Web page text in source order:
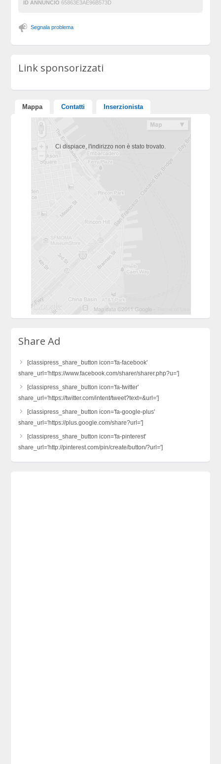
ID ANNUNCIO 65863E3AE96B573D
Segnala problema
Link sponsorizzati
Mappa Contatti Inserzionista
Ci dispiace, l'indirizzo non è stato trovato.
Share Ad
[classipress_share_button icon='fa-facebook'
share_url='https://www.facebook.com/sharer/sharer.php?u=']
[classipress_share_button icon='fa-twitter'
share_url='https://twitter.com/intent/tweet?text=&url=']
[classipress_share_button icon='fa-google-plus'
share_url='https://plus.google.com/share?url=']
[classipress_share_button icon='fa-pinterest'
share_url='http://pinterest.com/pin/create/button/?url=']